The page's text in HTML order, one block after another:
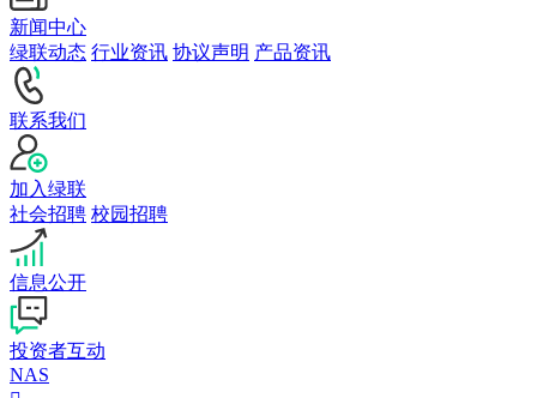
新闻中心
绿联动态 行业资讯 协议声明 产品资讯
联系我们
加入绿联
社会招聘 校园招聘
信息公开
投资者互动
NAS